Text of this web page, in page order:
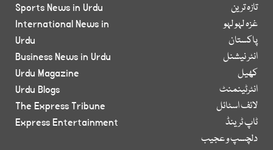
تازہ ترین
غزہ لہو لہو
پاکستان
انٹر نیشنل
کھیل
انٹرٹینمنٹ
لائف اسٹائل
ٹاپ ٹرینڈ
دلچسپ و عجیب
Sports News in Urdu
International News in
Urdu
Business News in Urdu
Urdu Magazine
Urdu Blogs
The Express Tribune
Express Entertainment